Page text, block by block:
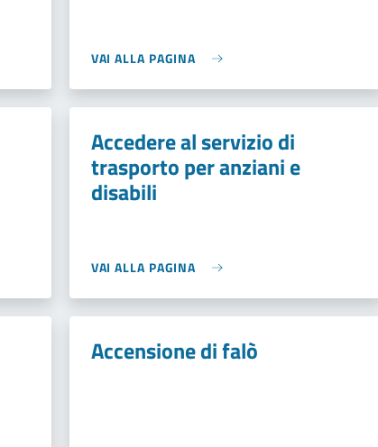
VAI ALLA PAGINA
Accedere al servizio di
trasporto per anziani e
disabili
VAI ALLA PAGINA
Accensione di falò